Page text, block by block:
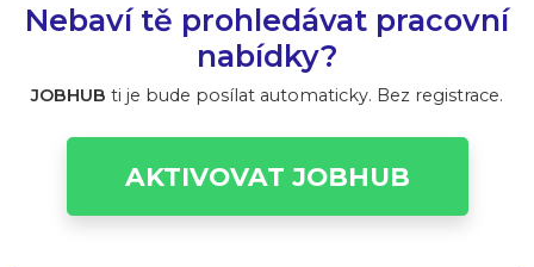
Nebaví tě prohledávat pracovní
nabídky?
JOBHUB ti je bude posílat automaticky. Bez registrace.
AKTIVOVAT JOBHUB